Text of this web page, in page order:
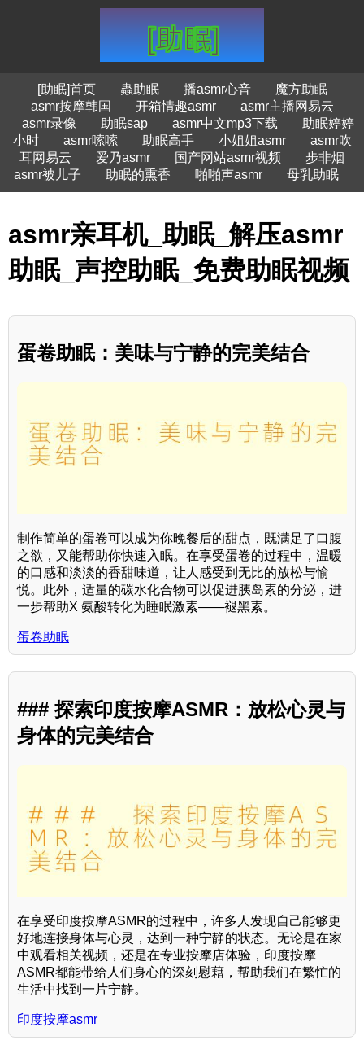
[助眠]首页 蟲助眠 播asmr心音
魔方助眠
asmr按摩韩国
开箱情趣asmr
asmr主播网易云
asmr录像
助眠sap asmr中文mp3下载
助眠婷婷
小时
asmr嗦嗦 助眠高手 小姐姐asmr
asmr吹
耳网易云
爱乃asmr 国产网站asmr视频
步非烟
asmr被儿子
助眠的熏香 啪啪声asmr 母乳助眠
asmr亲耳机_助眠_解压asmr
助眠_声控助眠_免费助眠视频
蛋卷助眠：美味与宁静的完美结合
制作简单的蛋卷可以成为你晚餐后的甜点，既满足了口腹
之欲，又能帮助你快速入眠。在享受蛋卷的过程中，温暖
的口感和淡淡的香甜味道，让人感受到无比的放松与愉
悦。此外，适量的碳水化合物可以促进胰岛素的分泌，进
一步帮助X 氨酸转化为睡眠激素——褪黑素。
蛋卷助眠
### 探索印度按摩ASMR：放松心灵与
身体的完美结合
在享受印度按摩ASMR的过程中，许多人发现自己能够更
好地连接身体与心灵，达到一种宁静的状态。无论是在家
中观看相关视频，还是在专业按摩店体验，印度按摩
ASMR都能带给人们身心的深刻慰藉，帮助我们在繁忙的
生活中找到一片宁静。
印度按摩asmr